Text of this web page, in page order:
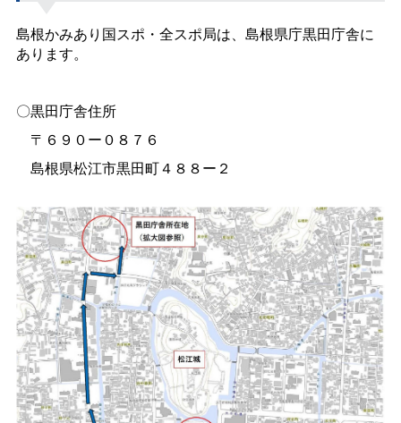
島根かみあり国スポ・全スポ局は、島根県庁黒田庁舎に
あります。
〇黒田庁舎住所
〒６９０ー０８７６
島根県松江市黒田町４８８ー２